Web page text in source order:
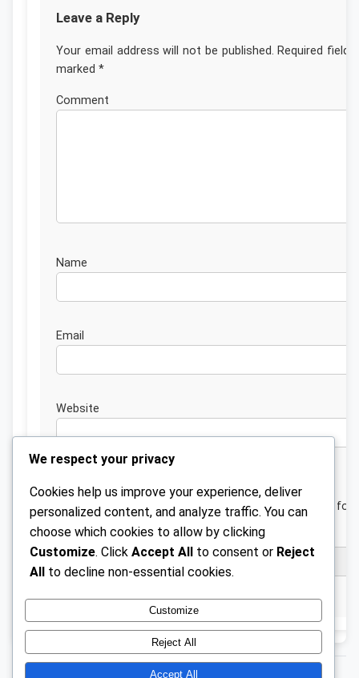
Leave a Reply
Your email address will not be published. Required fields
marked *
Website
Save my name, email, and website in this browser for
next time I comment.
We respect your privacy
Cookies help us improve your experience, deliver
personalized content, and analyze traffic. You can
choose which cookies to allow by clicking
Customize. Click Accept All to consent or Reject
All to decline non-essential cookies.
Customize
Reject All
Accept All